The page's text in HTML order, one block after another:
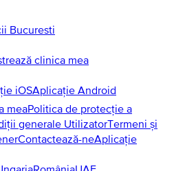
Bucuresti
clinica mea
iOSAplicație Android
meaPolitica de protecție a
generale UtilizatorTermeni și
Contactează-neAplicație